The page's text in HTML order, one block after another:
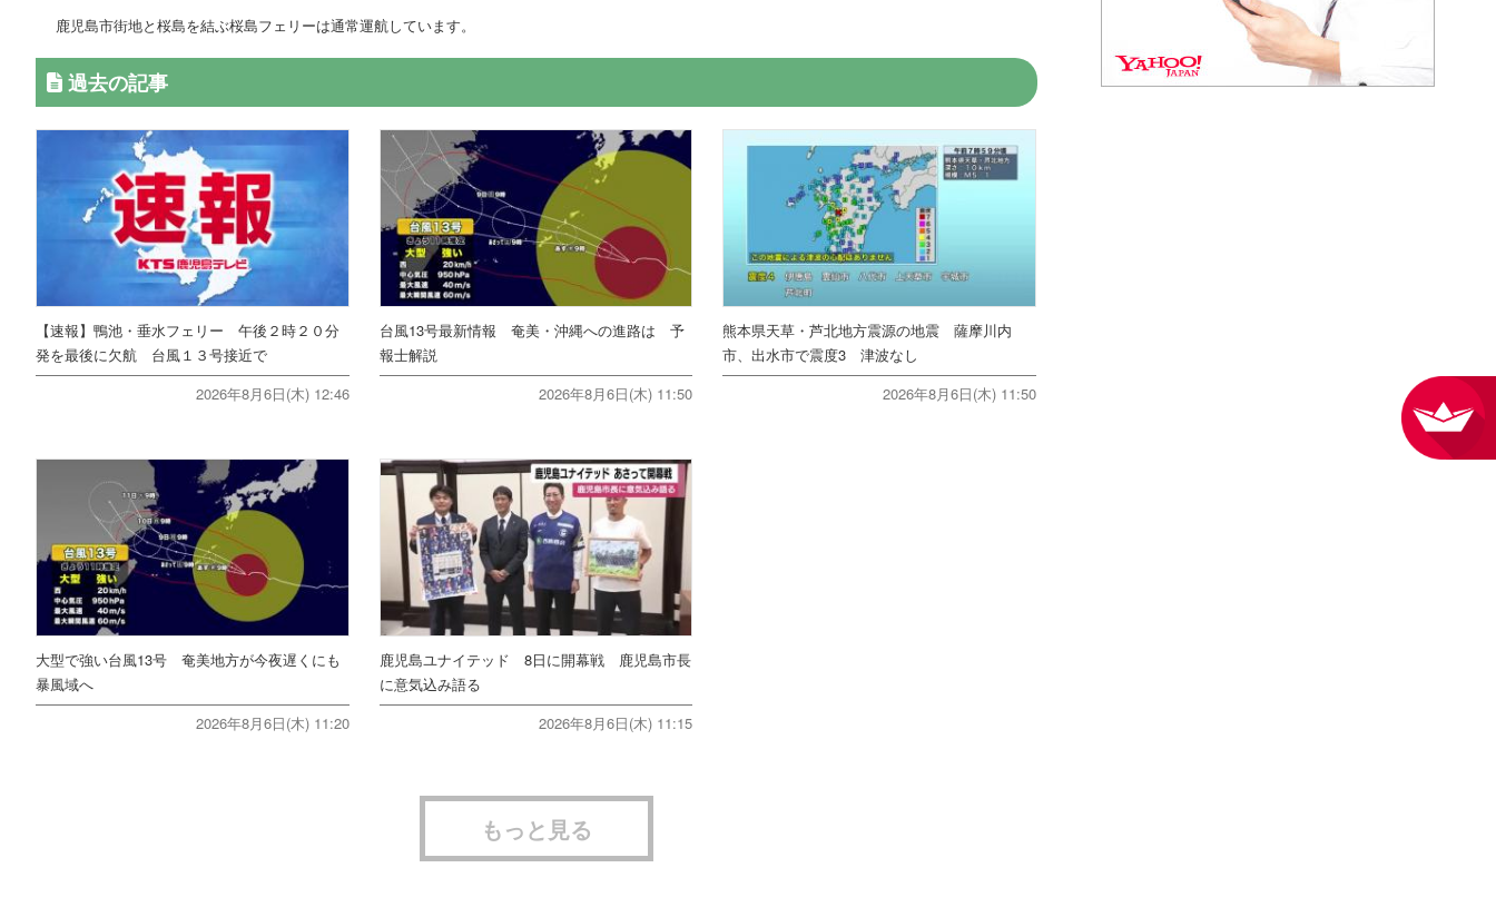
鹿児島市街地と桜島を結ぶ桜島フェリーは通常運航しています。
過去の記事
【速報】鴨池・垂水フェリー 午後２時２０分
発を最後に欠航 台風１３号接近で
2026年8月6日(木) 12:46
台風13号最新情報 奄美・沖縄への進路は 予
報士解説
2026年8月6日(木) 11:50
熊本県天草・芦北地方震源の地震 薩摩川内
市、出水市で震度3 津波なし
2026年8月6日(木) 11:50
大型で強い台風13号 奄美地方が今夜遅くにも
暴風域へ
2026年8月6日(木) 11:20
鹿児島ユナイテッド 8日に開幕戦 鹿児島市長
に意気込み語る
2026年8月6日(木) 11:15
もっと見る